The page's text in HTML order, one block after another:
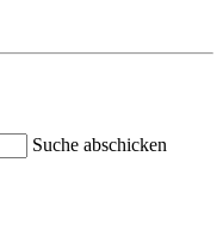
Suche abschicken